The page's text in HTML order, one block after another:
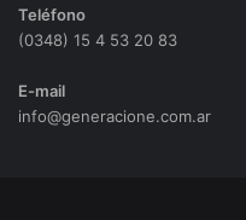
Teléfono
(0348) 15 4 53 20 83
E-mail
info@generacione.com.ar